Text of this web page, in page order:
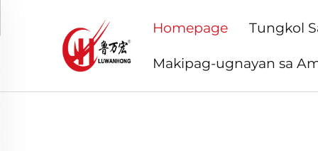
Homepage Tungkol
Makipag-ugnayan sa